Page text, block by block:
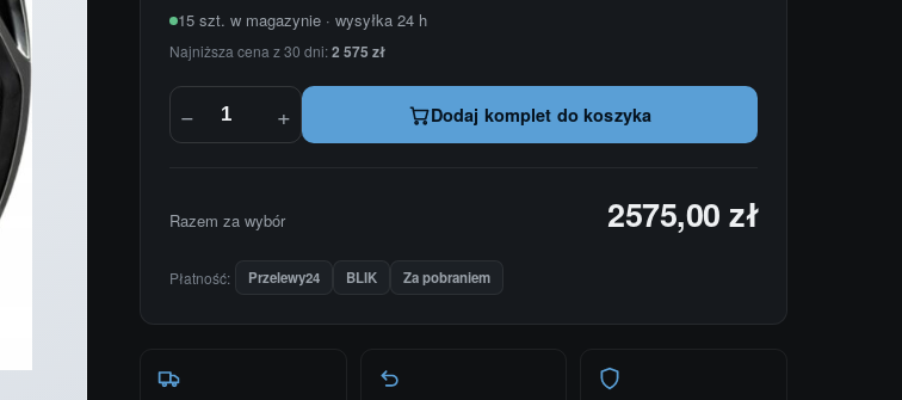
15 szt. w magazynie · wysyłka 24 h
Najniższa cena z 30 dni:2 575 zł
− + Dodaj komplet do koszyka
Razem za wybór 2575,00 zł
Płatność: Przelewy24 BLIK Za pobraniem